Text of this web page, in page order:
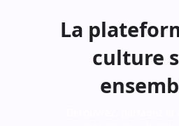
La
culture